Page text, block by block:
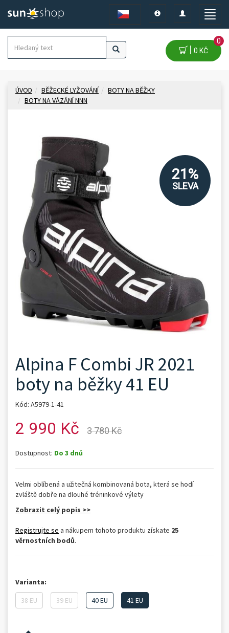
Toggle
Toggle
navigation
Toggle
0 KČ
0
ÚVOD BĚŽECKÉ LYŽOVÁNÍ
BOTY NA BĚŽKY
BOTY NA VÁZÁNÍ NNN
21%
SLEVA
Alpina F Combi JR 2021
boty na běžky 41 EU
Kód: A5979-1-41
2 990 Kč 3 780 Kč
Dostupnost: Do 3 dnů
Velmi oblíbená a užitečná kombinovaná bota, která se hodí
zvláště dobře na dlouhé tréninkové výlety
Zobrazit celý popis >>
Registrujte se a nákupem tohoto produktu získate 25
věrnostních bodů.
Varianta:
38 EU
39 EU 40 EU 41 EU